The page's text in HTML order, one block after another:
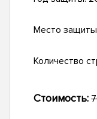
Место
Количество
Стоимость: